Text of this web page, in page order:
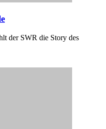
der SWR die Story des